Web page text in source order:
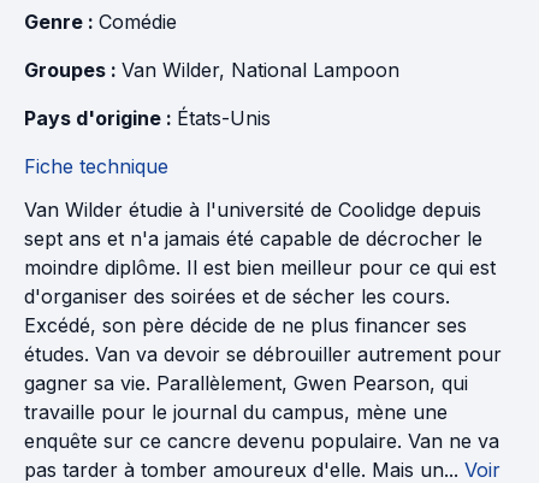
Genre : Comédie
Groupes : Van Wilder, National Lampoon
Pays d'origine : États-Unis
Fiche technique
Van Wilder étudie à l'université de Coolidge depuis
sept ans et n'a jamais été capable de décrocher le
moindre diplôme. Il est bien meilleur pour ce qui est
d'organiser des soirées et de sécher les cours.
Excédé, son père décide de ne plus financer ses
études. Van va devoir se débrouiller autrement pour
gagner sa vie. Parallèlement, Gwen Pearson, qui
travaille pour le journal du campus, mène une
enquête sur ce cancre devenu populaire. Van ne va
pas tarder à tomber amoureux d'elle. Mais un... Voir